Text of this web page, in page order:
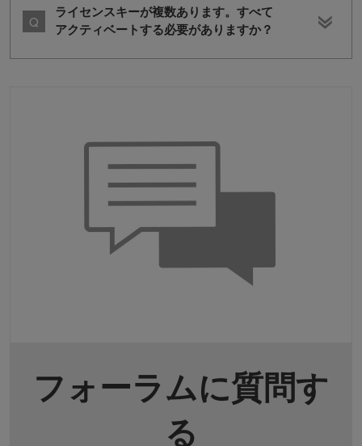
ライセンスキーが複数あります。すべて
アクティベートする必要がありますか？
フォーラムに質問す
る